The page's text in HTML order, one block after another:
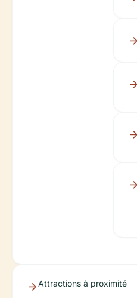
Attractions à proximité